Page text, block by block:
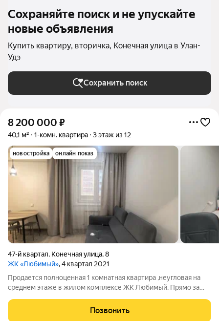
Сохраняйте поиск и не упускайте
новые объявления
Купить квартиру, вторичка, Конечная улица в Улан-
Удэ
Сохранить поиск
8 200 000 ₽
40,1 м² 1-комн. квартира 3 этаж из 12
новостройка онлайн показ
47-й квартал, Конечная улица,8
ЖК «Любимый», 4 квартал 2021
Продается полноценная 1 комнатная квартира ,неугловая на
среднем этаже в жилом комплексе ЖК Любимый. Прямо за
школ в 47 квартале, школа 49. Рядом с трамвайной линией и
остановкой маршрутного
Позвонить